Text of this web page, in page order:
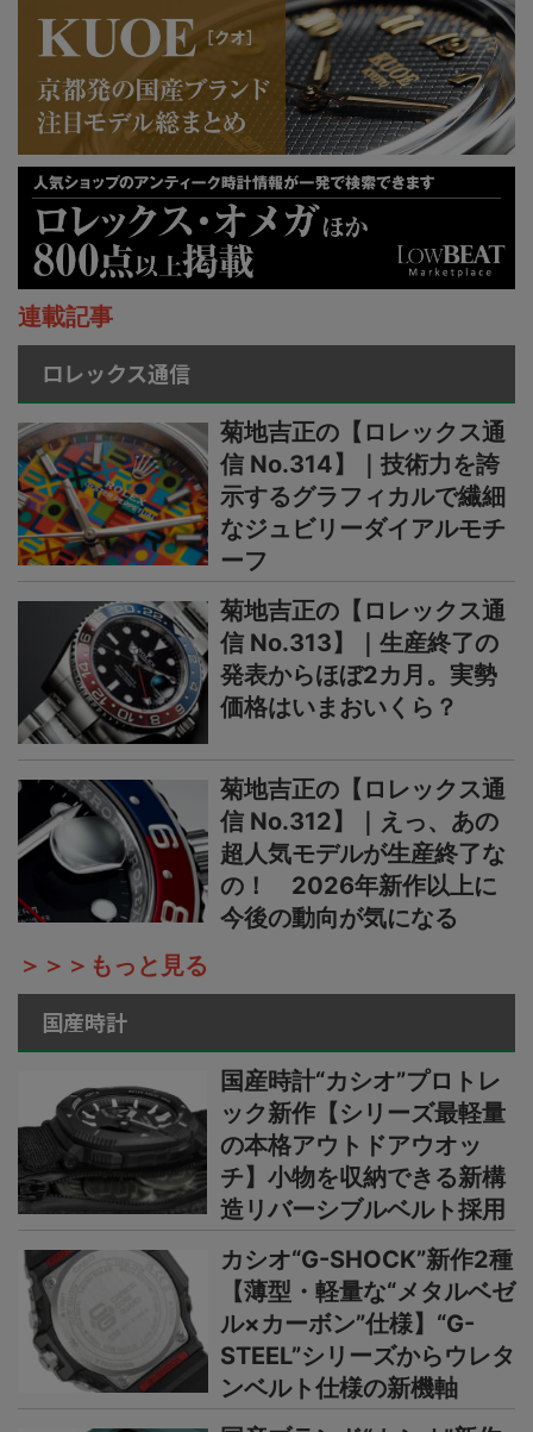
連載記事
ロレックス通信
菊地吉正の【ロレックス通
信 No.314】｜技術力を誇
示するグラフィカルで繊細
なジュビリーダイアルモチ
ーフ
菊地吉正の【ロレックス通
信 No.313】｜生産終了の
発表からほぼ2カ月。実勢
価格はいまおいくら？
菊地吉正の【ロレックス通
信 No.312】｜えっ、あの
超人気モデルが生産終了な
の！ 2026年新作以上に
今後の動向が気になる
＞＞＞もっと見る
国産時計
国産時計“カシオ”プロトレ
ック新作【シリーズ最軽量
の本格アウトドアウオッ
チ】小物を収納できる新構
造リバーシブルベルト採用
カシオ“G-SHOCK”新作2種
【薄型・軽量な“メタルベゼ
ル×カーボン”仕様】“G-
STEEL”シリーズからウレタ
ンベルト仕様の新機軸